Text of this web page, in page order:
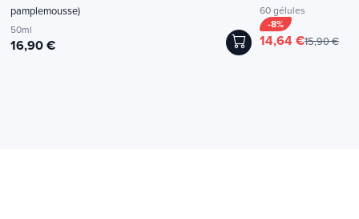
pamplemousse)
50ml
16,90 €
60 gélules
-8%
14,64 €15,90 €